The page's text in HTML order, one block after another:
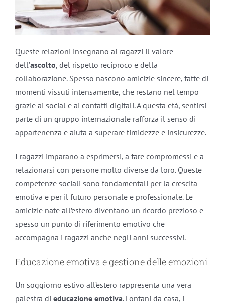
Queste relazioni insegnano ai ragazzi il valore
dell’ascolto, del rispetto reciproco e della
collaborazione. Spesso nascono amicizie sincere, fatte di
momenti vissuti intensamente, che restano nel tempo
grazie ai social e ai contatti digitali. A questa età, sentirsi
parte di un gruppo internazionale rafforza il senso di
appartenenza e aiuta a superare timidezze e insicurezze.
I ragazzi imparano a esprimersi, a fare compromessi e a
relazionarsi con persone molto diverse da loro. Queste
competenze sociali sono fondamentali per la crescita
emotiva e per il futuro personale e professionale. Le
amicizie nate all’estero diventano un ricordo prezioso e
spesso un punto di riferimento emotivo che
accompagna i ragazzi anche negli anni successivi.
Educazione emotiva e gestione delle emozioni
Un soggiorno estivo all’estero rappresenta una vera
palestra di educazione emotiva. Lontani da casa, i